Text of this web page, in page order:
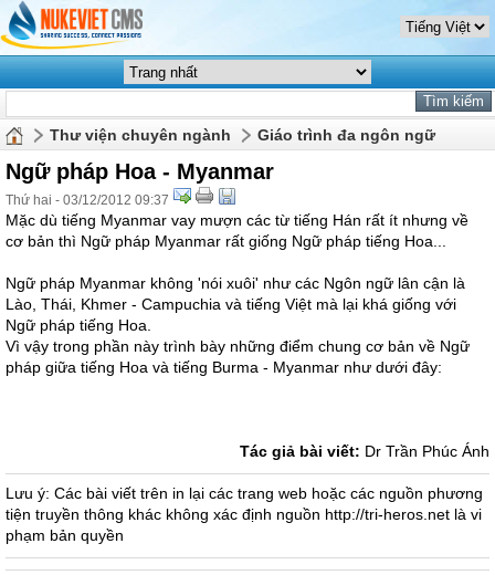
Thư viện chuyên ngành Giáo trình đa ngôn ngữ
Ngữ pháp Hoa - Myanmar
Thứ hai - 03/12/2012 09:37
Mặc dù tiếng Myanmar vay mượn các từ tiếng Hán rất ít nhưng về
cơ bản thì Ngữ pháp Myanmar rất giống Ngữ pháp tiếng Hoa...
Ngữ pháp Myanmar không 'nói xuôi' như các Ngôn ngữ lân cận là
Lào, Thái, Khmer - Campuchia và tiếng Việt mà lại khá giống với
Ngữ pháp tiếng Hoa.
Vì vậy trong phần này trình bày những điểm chung cơ bản về Ngữ
pháp giữa tiếng Hoa và tiếng Burma - Myanmar như dưới đây:
Tác giả bài viết: Dr Trần Phúc Ánh
Lưu ý: Các bài viết trên in lại các trang web hoặc các nguồn phương
tiện truyền thông khác không xác định nguồn http://tri-heros.net là vi
phạm bản quyền